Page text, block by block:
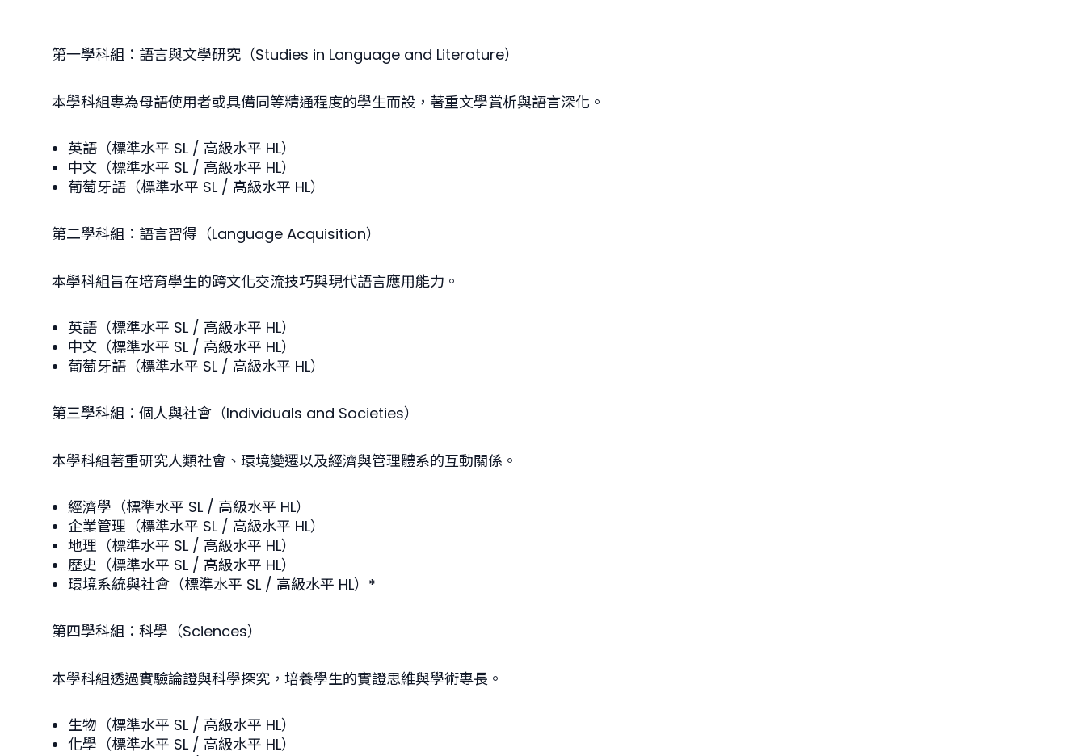
第一學科組：語言與文學研究（Studies in Language and Literature）
本學科組專為母語使用者或具備同等精通程度的學生而設，著重文學賞析與語言深化。
英語（標準水平 SL / 高級水平 HL）
中文（標準水平 SL / 高級水平 HL）
葡萄牙語（標準水平 SL / 高級水平 HL）
第二學科組：語言習得（Language Acquisition）
本學科組旨在培育學生的跨文化交流技巧與現代語言應用能力。
英語（標準水平 SL / 高級水平 HL）
中文（標準水平 SL / 高級水平 HL）
葡萄牙語（標準水平 SL / 高級水平 HL）
第三學科組：個人與社會（Individuals and Societies）
本學科組著重研究人類社會、環境變遷以及經濟與管理體系的互動關係。
經濟學（標準水平 SL / 高級水平 HL）
企業管理（標準水平 SL / 高級水平 HL）
地理（標準水平 SL / 高級水平 HL）
歷史（標準水平 SL / 高級水平 HL）
環境系統與社會（標準水平 SL / 高級水平 HL）*
第四學科組：科學（Sciences）
本學科組透過實驗論證與科學探究，培養學生的實證思維與學術專長。
生物（標準水平 SL / 高級水平 HL）
化學（標準水平 SL / 高級水平 HL）